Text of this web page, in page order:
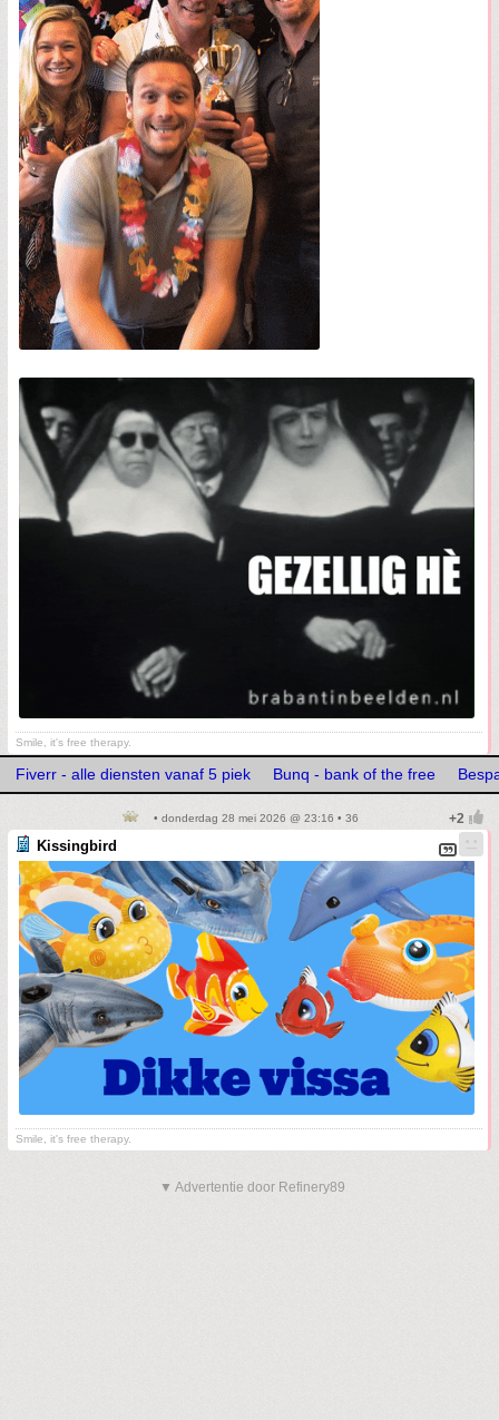
Smile, it's free therapy.
Fiverr - alle diensten vanaf 5 piek Bunq - bank of the free
• donderdag 28 mei 2026 @ 23:16 • 36
Kissingbird
Smile, it's free therapy.
▼ Advertentie door Refinery89